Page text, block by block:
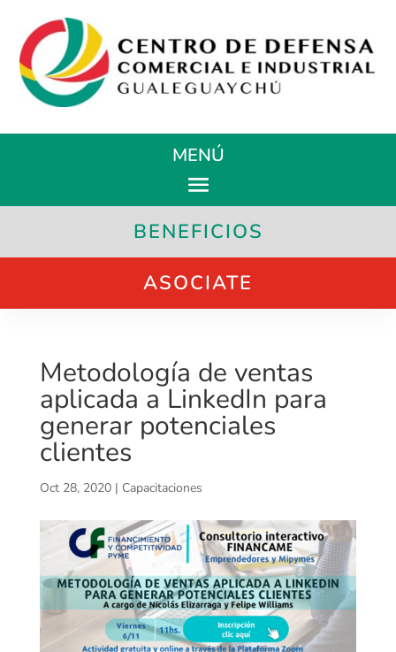
MENÚ
BENEFICIOS
ASOCIATE
Metodología de ventas
aplicada a LinkedIn para
generar potenciales
clientes
Oct 28, 2020| Capacitaciones